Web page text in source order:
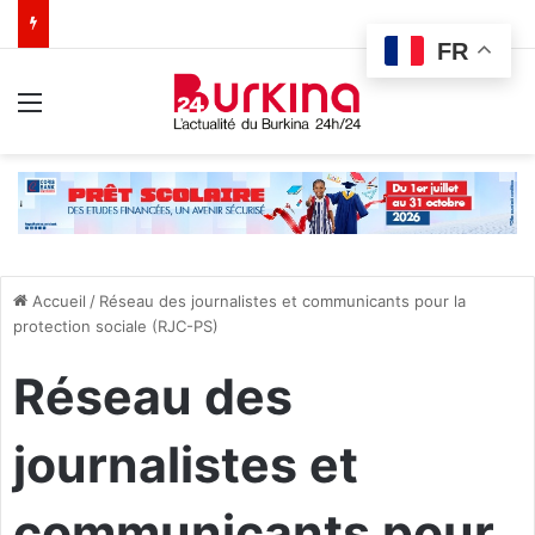
Accueil / Réseau des journalistes et communicants pour la
protection sociale (RJC-PS)
Réseau des
journalistes et
FR